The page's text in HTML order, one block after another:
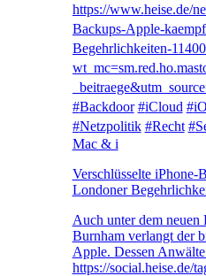
https://www.heise.de/
Backups-Apple-
Begehrlichkeiten-
#Backdoor #iCloud #
#Netzpolitik #Recht #
Mac & i
Verschlüsselte iPhone-
Londoner
Auch unter dem neuen
Burnham verlangt der
Apple. Dessen
https://social.heise.de/